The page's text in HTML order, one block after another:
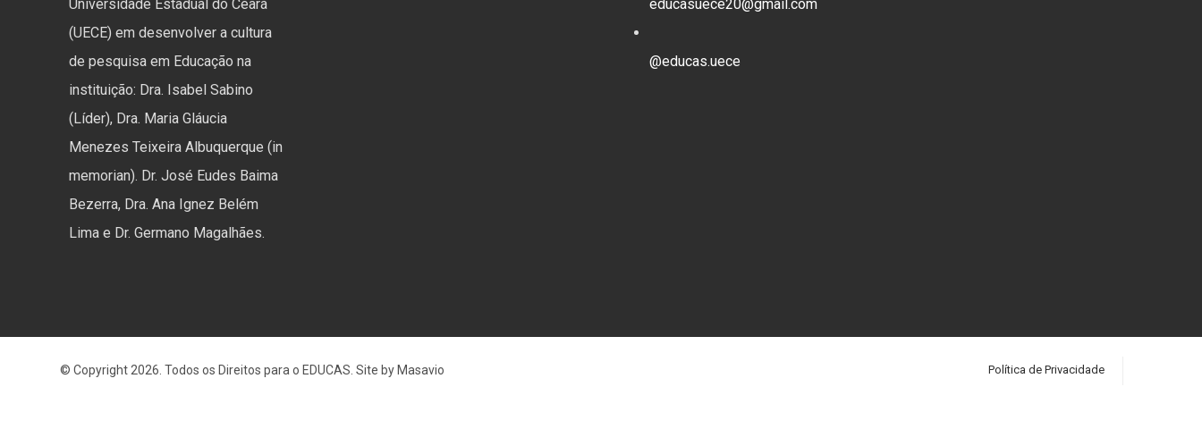
Universidade Estadual do Ceará
(UECE) em desenvolver a cultura
de pesquisa em Educação na
instituição: Dra. Isabel Sabino
(Líder), Dra. Maria Gláucia
Menezes Teixeira Albuquerque (in
memorian). Dr. José Eudes Baima
Bezerra, Dra. Ana Ignez Belém
Lima e Dr. Germano Magalhães.
educasuece20@gmail.com
@educas.uece
© Copyright 2026. Todos os Direitos para o EDUCAS. Site by Masavio Política de Privacidade